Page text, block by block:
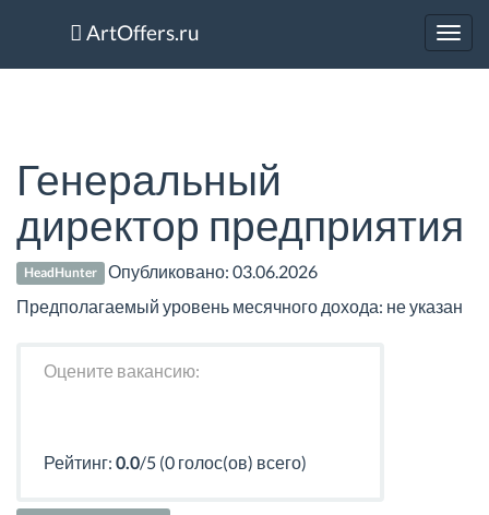
ArtOffers.ru
Генеральный
директор предприятия
HeadHunter Опубликовано:03.06.2026
Предполагаемый уровень месячного дохода: не указан
Оцените вакансию:
Рейтинг: 0.0/5 (0 голос(ов) всего)